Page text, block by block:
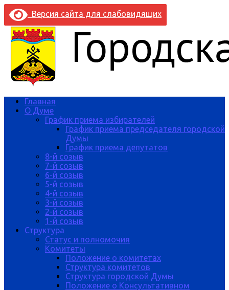
Версия сайта для слабовидящих
Главная
О Думе
График приема избирателей
График приема председателя городской
Думы
График приема депутатов
8-й созыв
7-й созыв
6-й созыв
5-й созыв
4-й созыв
3-й созыв
2-й созыв
1-й созыв
Структура
Статус и полномочия
Комитеты
Положение о комитетах
Структура комитетов
Структура городской Думы
Положение о Консультативном